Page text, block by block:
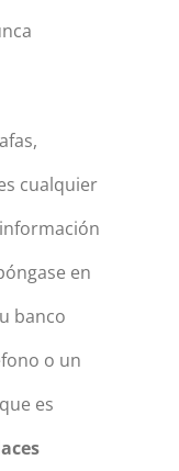
cualquier
en
banco
o un
es